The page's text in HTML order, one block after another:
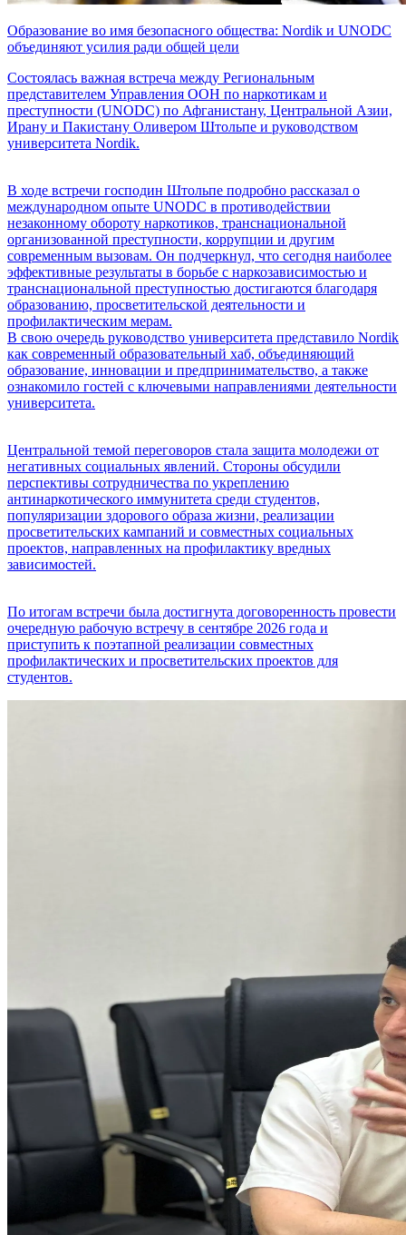
Образование во имя безопасного общества: Nordik и UNODC
объединяют усилия ради общей цели
Состоялась важная встреча между Региональным
представителем Управления ООН по наркотикам и
преступности (UNODC) по Афганистану, Центральной Азии,
Ирану и Пакистану Оливером Штольпе и руководством
университета Nordik.
В ходе встречи господин Штольпе подробно рассказал о
международном опыте UNODC в противодействии
незаконному обороту наркотиков, транснациональной
организованной преступности, коррупции и другим
современным вызовам. Он подчеркнул, что сегодня наиболее
эффективные результаты в борьбе с наркозависимостью и
транснациональной преступностью достигаются благодаря
образованию, просветительской деятельности и
профилактическим мерам.
В свою очередь руководство университета представило Nordik
как современный образовательный хаб, объединяющий
образование, инновации и предпринимательство, а также
ознакомило гостей с ключевыми направлениями деятельности
университета.
Центральной темой переговоров стала защита молодежи от
негативных социальных явлений. Стороны обсудили
перспективы сотрудничества по укреплению
антинаркотического иммунитета среди студентов,
популяризации здорового образа жизни, реализации
просветительских кампаний и совместных социальных
проектов, направленных на профилактику вредных
зависимостей.
По итогам встречи была достигнута договоренность провести
очередную рабочую встречу в сентябре 2026 года и
приступить к поэтапной реализации совместных
профилактических и просветительских проектов для
студентов.